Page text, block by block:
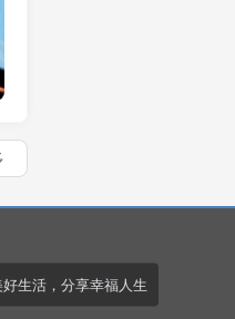
生活，分享幸福人生